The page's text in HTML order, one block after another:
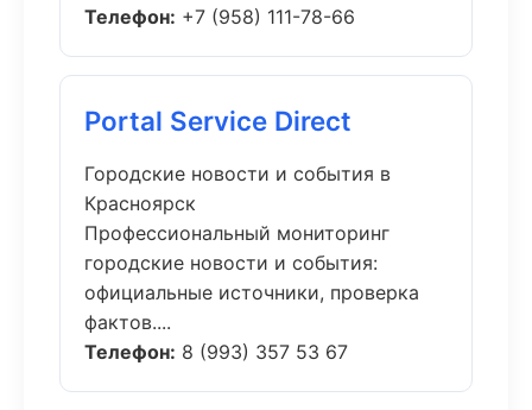
Телефон: +7 (958) 111-78-66
Portal Service Direct
Городские новости и события в
Красноярск
Профессиональный мониторинг
городские новости и события:
официальные источники, проверка
фактов....
Телефон: 8 (993) 357 53 67